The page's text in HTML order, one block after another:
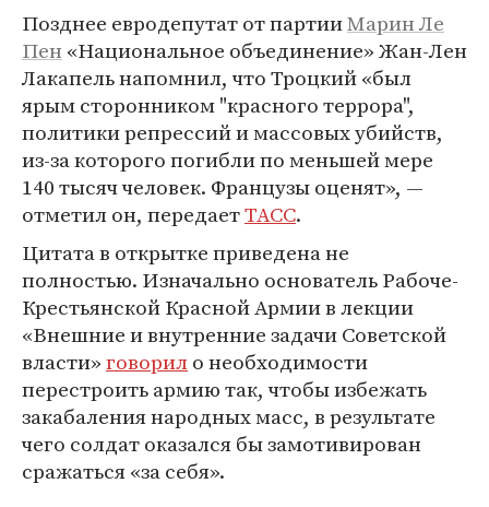
Позднее евродепутат от партииМарин Ле
Пен «Национальное объединение» Жан-Лен
Лакапель напомнил, что Троцкий «был
ярым сторонником "красного террора",
политики репрессий и массовых убийств,
из-за которого погибли по меньшей мере
140 тысяч человек. Французы оценят», —
отметил он, передаетТАСС.
Цитата в открытке приведена не
полностью. Изначально основатель Рабоче-
Крестьянской Красной Армии в лекции
«Внешние и внутренние задачи Советской
власти»говорило необходимости
перестроить армию так, чтобы избежать
закабаления народных масс, в результате
чего солдат оказался бы замотивирован
сражаться «за себя».